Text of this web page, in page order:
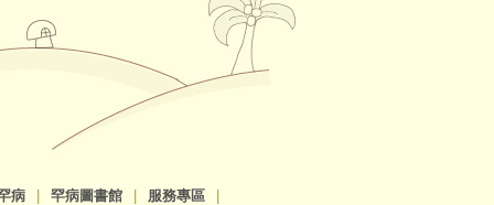
病 罕病圖書館 服務專區